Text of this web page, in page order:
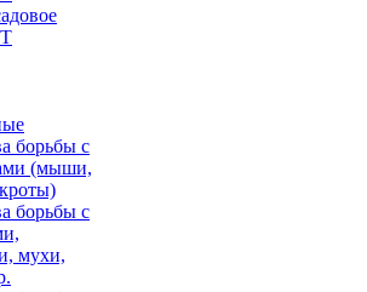
борьбы с
(мыши,
борьбы с
мухи,